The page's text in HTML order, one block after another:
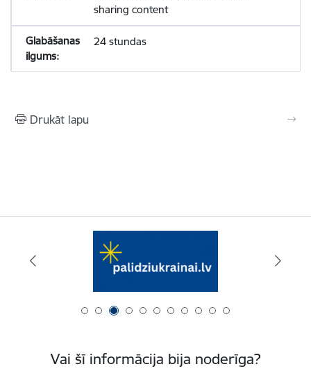
sharing content
24 stundas
Drukāt lapu
Vai šī informācija bija noderīga?